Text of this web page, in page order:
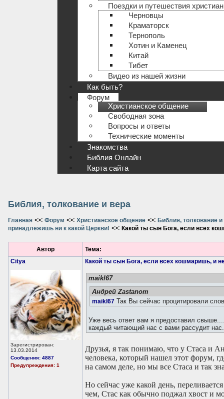
Поездки и путешествия христиан
Черновцы
Краматорск
Тернополь
Хотин и Каменец
Китай
Тибет
Видео из нашей жизни
Как быть?
Форум
Христианское общение
Свободная зона
Вопросы и ответы
Технические моменты
Знакомства
Библия Онлайн
Карта сайта
Библия, толкование и вера
Главная << Форум << Христианское общение << Библия, толкование и
принадлежишь ни к какой Церкви! << Какой ты сын Бога, если всех
Автор
Тема:
Citya
Зарегистрирован:
13.03.2014
Сообщения: 4887
Предупреждения: 1
Какой ты сын Бога, если всех кошмаришь, и
maikl67
Андрей Zastanom
maikl67 Так Вы сейчас процитировали
Уже весь ответ вам я предоставил
каждый читающий нас с вами рассудит
Друзья, я так понимаю, что у Стаса и
человека, который нашел этот форум,
на самом деле, но мы все Стаса и так
Но сейчас уже какой день,
чем, Стас как обычно поджал хвост и